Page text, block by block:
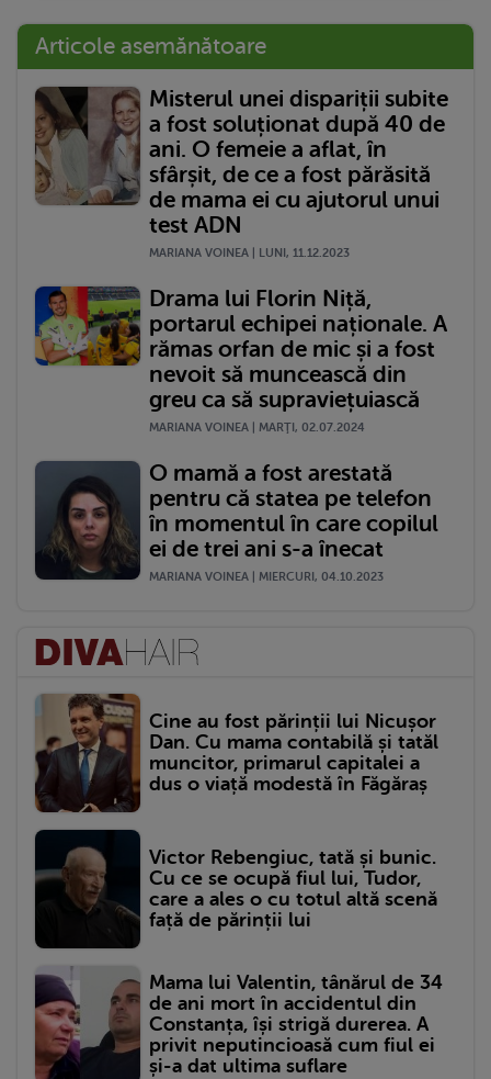
Articole asemănătoare
Misterul unei dispariții subite
a fost soluționat după 40 de
ani. O femeie a aflat, în
sfârșit, de ce a fost părăsită
de mama ei cu ajutorul unui
test ADN
MARIANA VOINEA | LUNI, 11.12.2023
Drama lui Florin Niță,
portarul echipei naționale. A
rămas orfan de mic și a fost
nevoit să muncească din
greu ca să supraviețuiască
MARIANA VOINEA | MARŢI, 02.07.2024
O mamă a fost arestată
pentru că statea pe telefon
în momentul în care copilul
ei de trei ani s-a înecat
MARIANA VOINEA | MIERCURI, 04.10.2023
Cine au fost părinții lui Nicușor
Dan. Cu mama contabilă și tatăl
muncitor, primarul capitalei a
dus o viață modestă în Făgăraș
Victor Rebengiuc, tată și bunic.
Cu ce se ocupă fiul lui, Tudor,
care a ales o cu totul altă scenă
față de părinții lui
Mama lui Valentin, tânărul de 34
de ani mort în accidentul din
Constanța, își strigă durerea. A
privit neputincioasă cum fiul ei
și-a dat ultima suflare